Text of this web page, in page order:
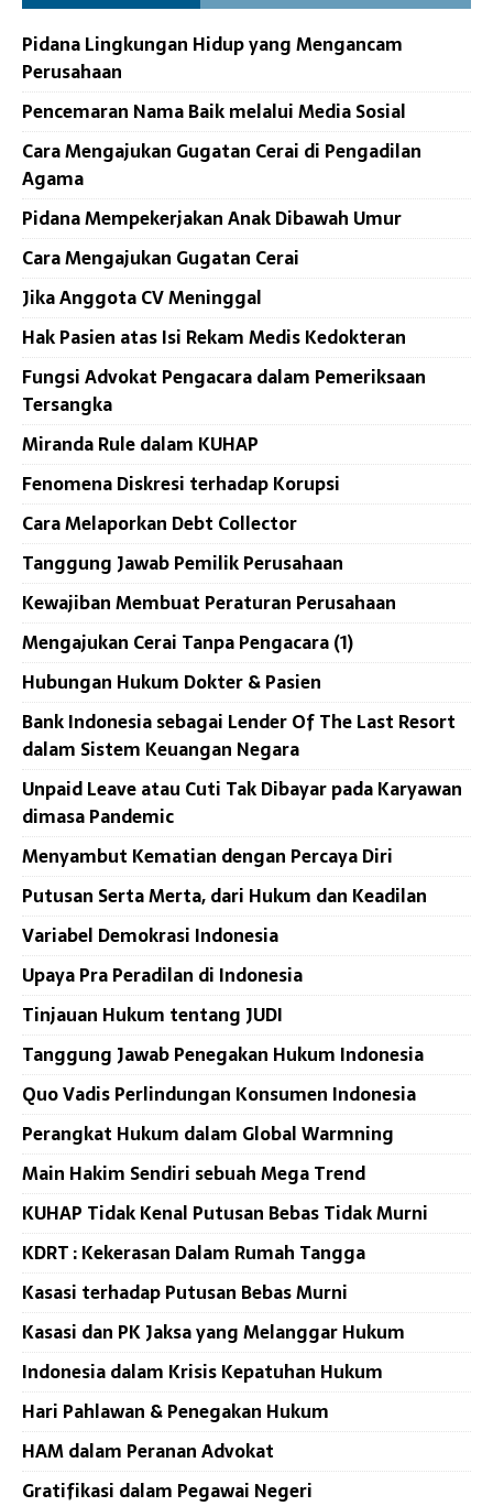
Pidana Lingkungan Hidup yang Mengancam
Perusahaan
Pencemaran Nama Baik melalui Media Sosial
Cara Mengajukan Gugatan Cerai di Pengadilan
Agama
Pidana Mempekerjakan Anak Dibawah Umur
Cara Mengajukan Gugatan Cerai
Jika Anggota CV Meninggal
Hak Pasien atas Isi Rekam Medis Kedokteran
Fungsi Advokat Pengacara dalam Pemeriksaan
Tersangka
Miranda Rule dalam KUHAP
Fenomena Diskresi terhadap Korupsi
Cara Melaporkan Debt Collector
Tanggung Jawab Pemilik Perusahaan
Kewajiban Membuat Peraturan Perusahaan
Mengajukan Cerai Tanpa Pengacara (1)
Hubungan Hukum Dokter & Pasien
Bank Indonesia sebagai Lender Of The Last Resort
dalam Sistem Keuangan Negara
Unpaid Leave atau Cuti Tak Dibayar pada Karyawan
dimasa Pandemic
Menyambut Kematian dengan Percaya Diri
Putusan Serta Merta, dari Hukum dan Keadilan
Variabel Demokrasi Indonesia
Upaya Pra Peradilan di Indonesia
Tinjauan Hukum tentang JUDI
Tanggung Jawab Penegakan Hukum Indonesia
Quo Vadis Perlindungan Konsumen Indonesia
Perangkat Hukum dalam Global Warmning
Main Hakim Sendiri sebuah Mega Trend
KUHAP Tidak Kenal Putusan Bebas Tidak Murni
KDRT : Kekerasan Dalam Rumah Tangga
Kasasi terhadap Putusan Bebas Murni
Kasasi dan PK Jaksa yang Melanggar Hukum
Indonesia dalam Krisis Kepatuhan Hukum
Hari Pahlawan & Penegakan Hukum
HAM dalam Peranan Advokat
Gratifikasi dalam Pegawai Negeri